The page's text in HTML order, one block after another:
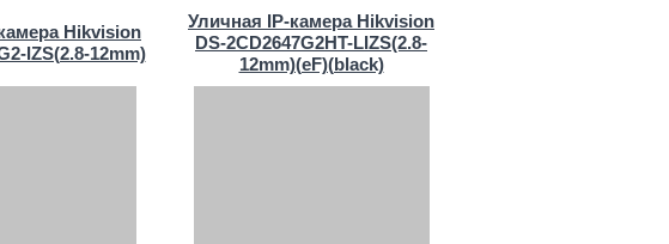
Hikvision
IZS(2.8-12mm)
Уличная IP‑камера Hikvision
DS-2CD2647G2HT-LIZS(2.8-
12mm)(eF)(black)